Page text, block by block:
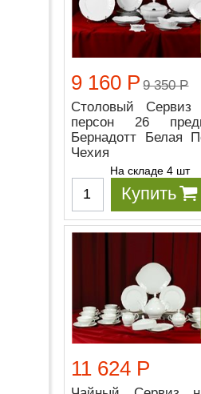
9 160 Р 9 350 Р
Столовый
персон 26
Бернадотт Белая
Чехия
На складе 4 шт
Купить
11 624 Р